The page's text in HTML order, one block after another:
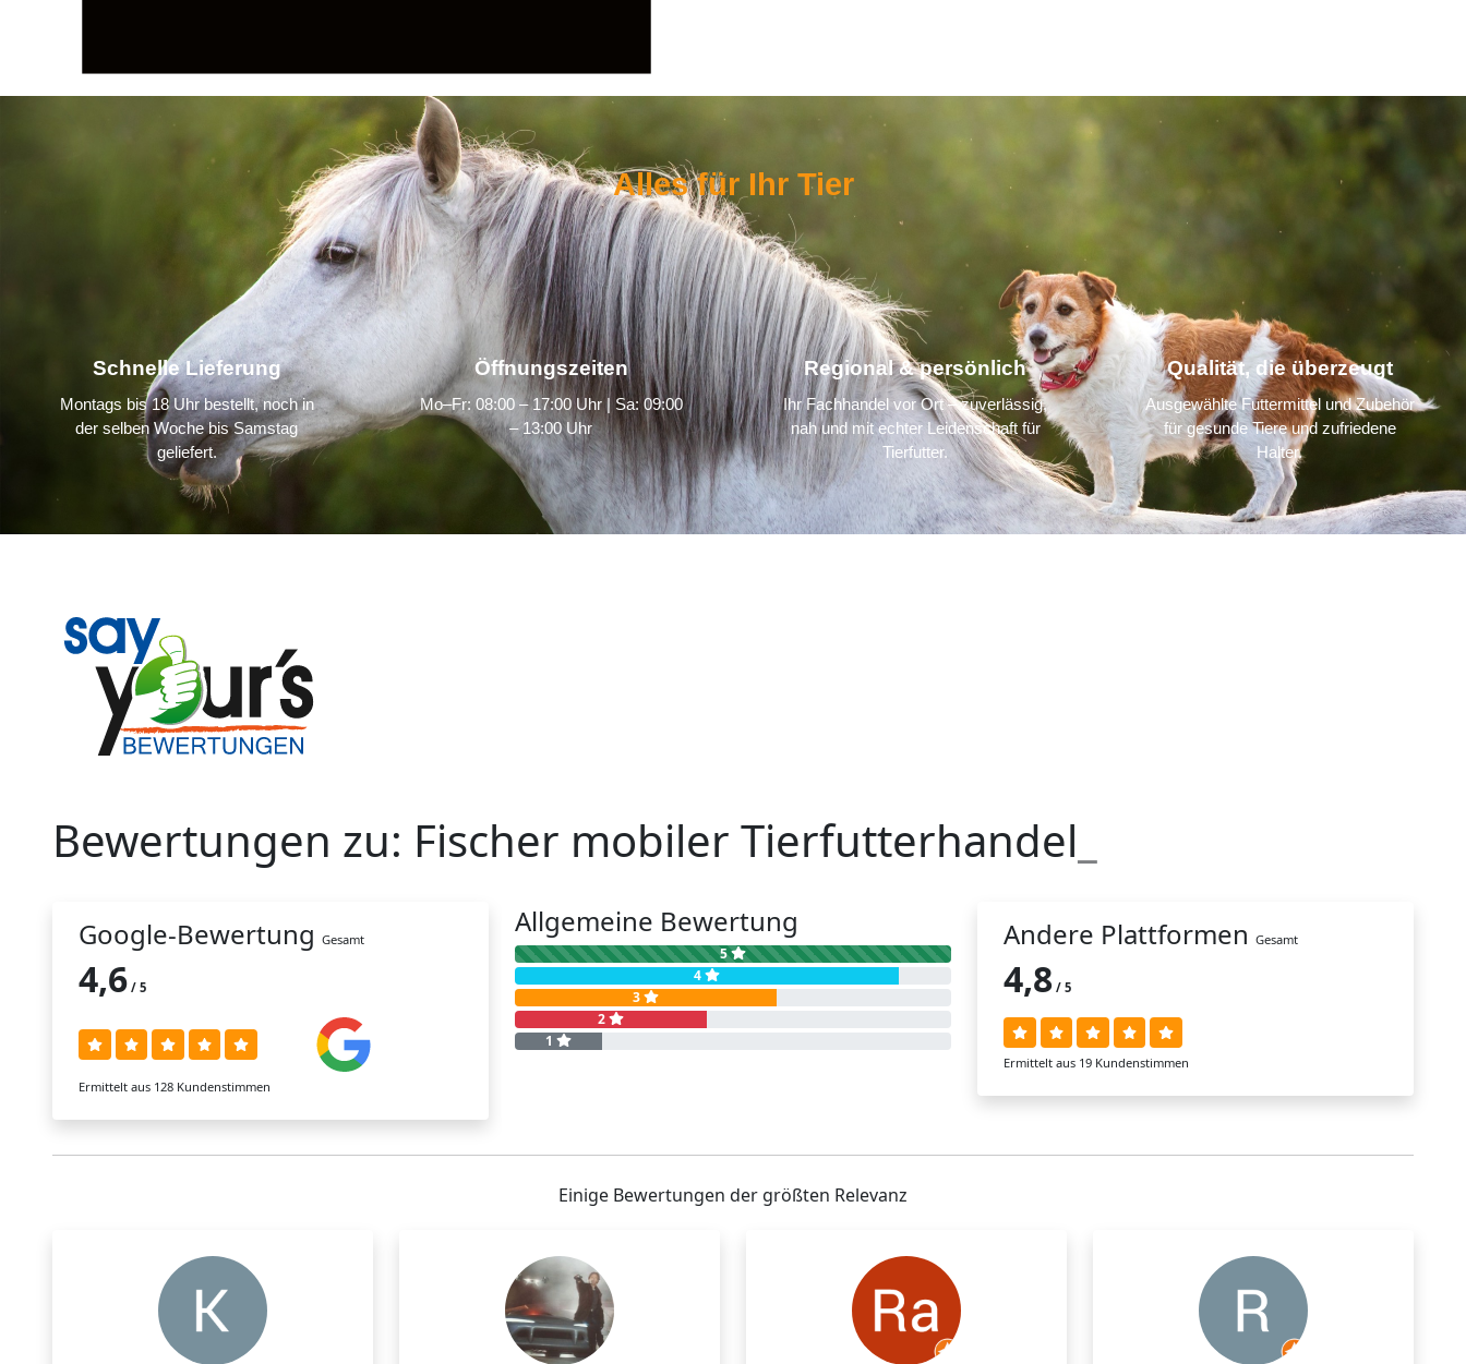
Alles für Ihr Tier
Schnelle Lieferung
Montags bis 18 Uhr bestellt, noch in
der selben Woche bis Samstag
geliefert.
Öffnungszeiten
Mo–Fr: 08:00 – 17:00 Uhr | Sa: 09:00
– 13:00 Uhr
Regional & persönlich
Ihr Fachhandel vor Ort – zuverlässig,
nah und mit echter Leidenschaft für
Tierfutter.
Qualität, die überzeugt
Ausgewählte Futtermittel und Zubehör
für gesunde Tiere und zufriedene
Halter.